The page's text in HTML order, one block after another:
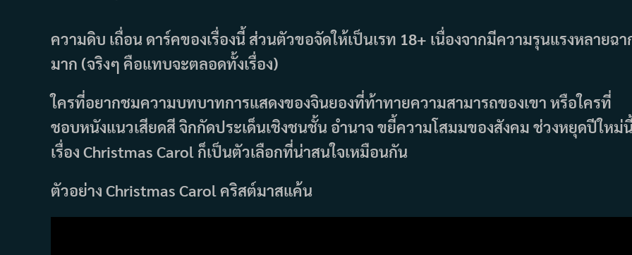
ความดิบ เถื่อน ดาร์คของเรื่องนี้ ส่วนตัวขอจัดให้เป็นเรท 18+ เนื่องจากมีความรุนแรงหลายฉา
มาก (จริงๆ คือแทบจะตลอดทั้งเรื่อง)
ใครที่อยากชมความบทบาทการแสดงของจินยองที่ท้าทายความสามารถของเขา หรือใครที่
ชอบหนังแนวเสียดสี จิกกัดประเด็นเชิงชนชั้น อำนาจ ขยี้ความโสมมของสังคม ช่วงหยุดปีใหม่
เรื่อง Christmas Carol ก็เป็นตัวเลือกที่น่าสนใจเหมือนกัน
ตัวอย่าง Christmas Carol คริสต์มาสแค้น